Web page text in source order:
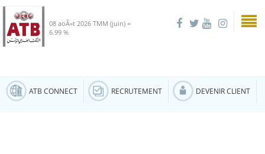
08 aoÃ»t 2026 TMM (juin) =
6.99 %
ATB CONNECT RECRUTEMENT DEVENIR CLIENT